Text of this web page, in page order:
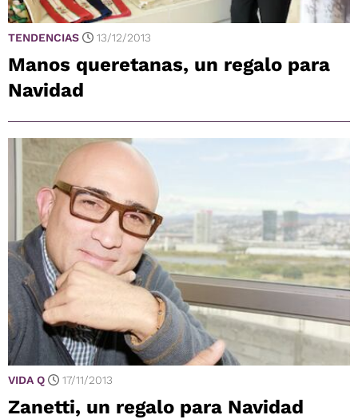
TENDENCIAS 13/12/2013
Manos queretanas, un regalo para
Navidad
VIDA Q 17/11/2013
Zanetti, un regalo para Navidad